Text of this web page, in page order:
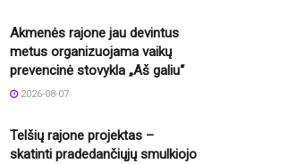
Akmenės rajone jau devintus
metus organizuojama vaikų
prevencinė stovykla „Aš galiu“
2026-08-07
Telšių rajone projektas –
skatinti pradedančiųjų smulkiojo